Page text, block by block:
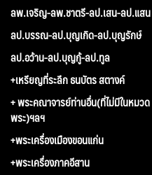
ลพ.เจริญ-ลพ.ชาตรี-ลป.เสน-ลป.แสน
ลป.บรรณ-ลป.บุญเกิด-ลป.บุญรักษ์
ลป.อว้าน-ลป.บุญกู้-ลป.ทูล
+เหรียญที่ระลึก ธนบัตร สตางค์
+ พระคณาจารย์ท่านอื่น(ที่ไม่มีในหมวด
พระ)ฯลฯ
+พระเครื่องเมืองขอนแก่น
+พระเครื่องภาคอีสาน